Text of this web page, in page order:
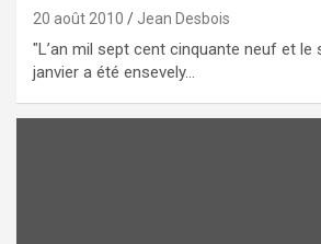
20 août 2010 Jean Desbois
"L’an mil sept cent cinquante neuf et le
janvier a été ensevely…